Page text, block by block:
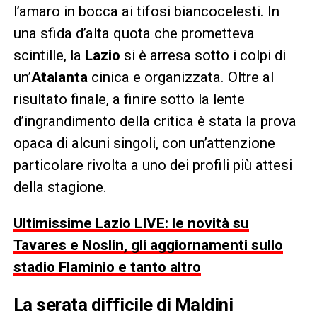
l’amaro in bocca ai tifosi biancocelesti. In
una sfida d’alta quota che prometteva
scintille, la Lazio si è arresa sotto i colpi di
un’Atalantacinica e organizzata. Oltre al
risultato finale, a finire sotto la lente
d’ingrandimento della critica è stata la prova
opaca di alcuni singoli, con un’attenzione
particolare rivolta a uno dei profili più attesi
della stagione.
Ultimissime Lazio LIVE: le novità su
Tavares e Noslin, gli aggiornamenti sullo
stadio Flaminio e tanto altro
La serata difficile di Maldini